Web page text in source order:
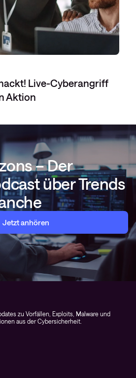
Live-Cyberangriff
Aktion
– Der
über Trends
Jetzt anhören
zu Vorfällen, Exploits, Malware und
aus der Cybersicherheit.